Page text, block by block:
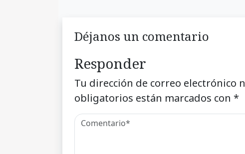
Déjanos un comentario
Responder
Tu dirección de correo electrónico
obligatorios están marcados con *